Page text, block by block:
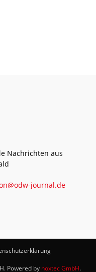
Nachrichten aus
journal.de
Powered by noxtec GmbH.